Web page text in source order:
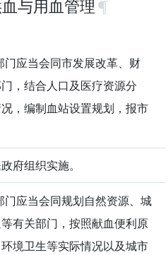
与用血管理
应当会同市发展改革、财
，结合人口及医疗资源分
，编制血站设置规划，报市
府组织实施。
应当会同规划自然资源、城
有关部门，按照献血便利原
境卫生等实际情况以及城市